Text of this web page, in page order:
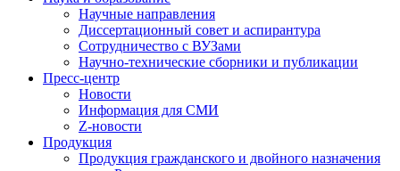
Научные направления
Диссертационный совет и аспирантура
Сотрудничество с ВУЗами
Научно-технические сборники и публикации
Пресс-центр
Новости
Информация для СМИ
Z-новости
Продукция
Продукция гражданского и двойного назначения